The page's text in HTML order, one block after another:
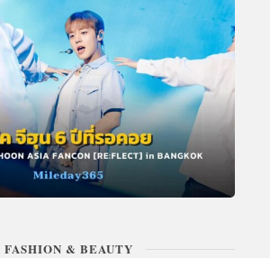
FASHION & BEAUTY